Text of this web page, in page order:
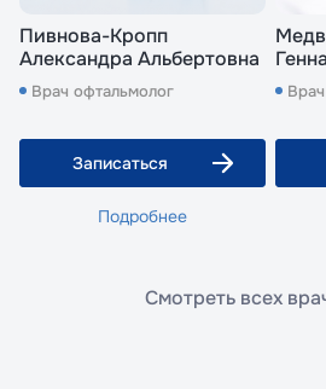
Пивнова-Кропп
Александра Альбертовна
Врач офтальмолог
Записаться
Подробнее
Смотреть всех